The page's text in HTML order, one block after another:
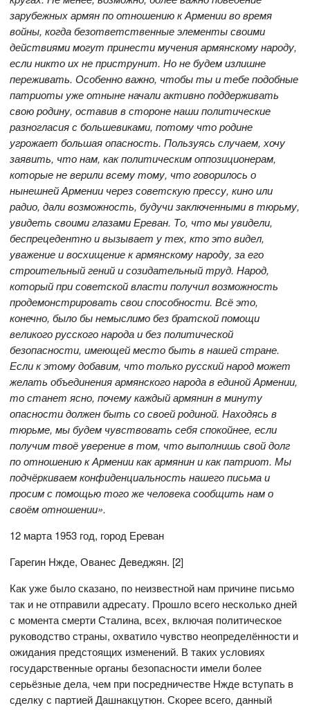
зарубежных армян по отношению к Армении во время
войны, когда безответственные элементы своими
действиями могут принести мучения армянскому народу,
если никто их не приструнит. Но не будем излишне
переживать. Особенно важно, чтобы ты и тебе подобные
патриоты уже отныне начали активно поддерживать
свою родину, оставив в стороне наши политические
разногласия с большевиками, потому что родине
угрожает большая опасность. Пользуясь случаем, хочу
заявить, что нам, как политическим оппозиционерам,
которые не верили всему тому, что говорилось о
нынешней Армении через советскую прессу, кино или
радио, дали возможность, будучи заключенными в тюрьму,
увидеть своими глазами Ереван. То, что мы увидели,
беспрецедентно и вызывает у тех, кто это видел,
уважение и восхищение к армянскому народу, за его
строительный гений и созидательный труд. Народ,
который при советской власти получил возможность
продемонстрировать свои способности. Всё это,
конечно, было бы немыслимо без братской помощи
великого русского народа и без политической
безопасности, имеющей место быть в нашей стране.
Если к этому добавим, что только русский народ может
желать объединения армянского народа в единой Армении,
то станет ясно, почему каждый армянин в минуту
опасности должен быть со своей родиной. Находясь в
тюрьме, мы будем чувствовать себя спокойнее, если
получим твоё уверение в том, что выполнишь свой долг
по отношению к Армении как армянин и как патриот. Мы
подчёркиваем конфиденциальность нашего письма и
просим с помощью того же человека сообщить нам о
своём отношении».
12 марта 1953 год, город Ереван
Гарегин Нжде, Ованес Деведжян. [2]
Как уже было сказано, по неизвестной нам причине письмо
так и не отправили адресату. Прошло всего несколько дней
с момента смерти Сталина, всех, включая политическое
руководство страны, охватило чувство неопределённости и
ожидания предстоящих изменений. В таких условиях
государственные органы безопасности имели более
серьёзные дела, чем при посредничестве Нжде вступать в
сделку с партией Дашнакцутюн. Скорее всего, данный